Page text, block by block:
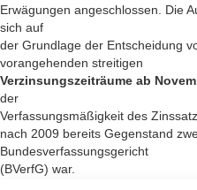
Erwägungen angeschlossen. Die
sich auf
der Grundlage der Entscheidung
vorangehenden streitigen
Verzinsungszeiträume ab
der
Verfassungsmäßigkeit des
nach 2009 bereits Gegenstand
Bundesverfassungsgericht
(BVerfG) war.